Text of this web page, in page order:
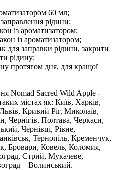
60 мл;
рідини;
із ароматизатором;
із ароматизатором;
для заправки рідини, закрити
рідину;
протягом дня, для кращої
Nomad Sacred Wild Apple -
містах як: Київ, Харків,
Кривий Ріг, Миколаїв,
Чернігів, Полтава, Черкаси,
Чернівці, Рівне,
Тернопіль, Кременчук,
Бровари, Ковель, Коломия,
Стрий, Мукачеве,
– Волинський.